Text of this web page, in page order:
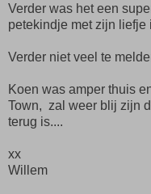
Verder was het een
petekindje met zijn liefje
Verder niet veel te
Koen was amper thuis
Town, zal weer blij zijn
terug is....
xx
Willem